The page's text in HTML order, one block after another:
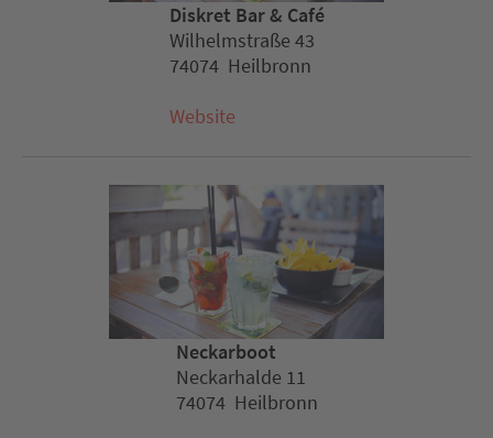
Diskret Bar & Café
Wilhelmstraße 43
74074 Heilbronn
Website
Neckarboot
Neckarhalde 11
74074 Heilbronn